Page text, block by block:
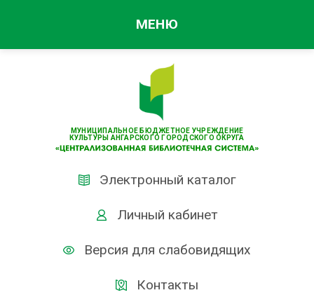
МУНИЦИПАЛЬНОЕ БЮДЖЕТНОЕ УЧРЕЖДЕНИЕ
КУЛЬТУРЫ АНГАРСКОГО ГОРОДСКОГО ОКРУГА
Электронный каталог
Личный кабинет
Версия для слабовидящих
Контакты
МЕНЮ